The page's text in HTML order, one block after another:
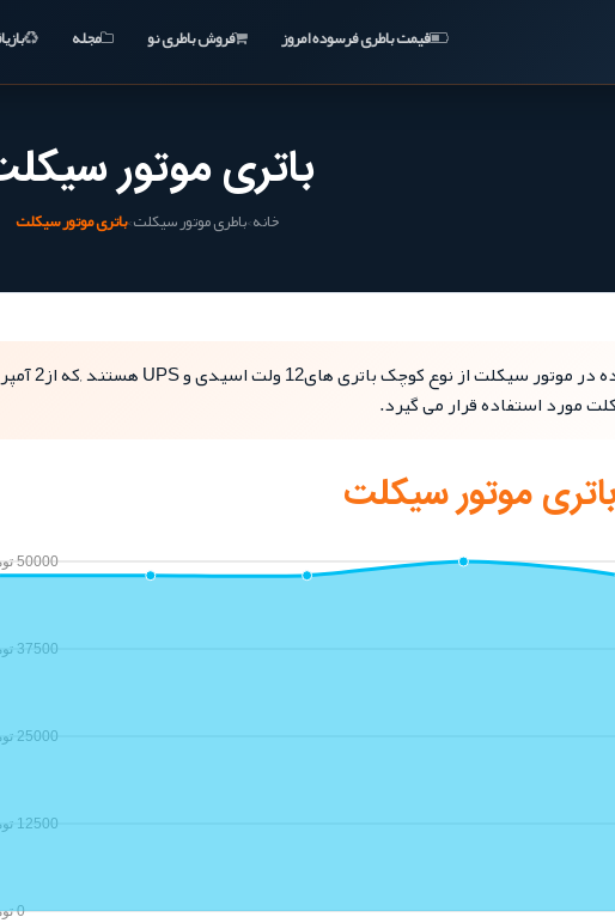
قیمت باطری فرسوده امروز فروش باطری نو مجله
باتری موتور
خانه›باطری موتور سیکلت›باتری موتور سیکلت
مورد استفاده قرار می گیرد.
موتور سیکلت
0‏ تومان
12500‏ تومان
25000‏ تومان
37500‏ تومان
50000‏ تومان